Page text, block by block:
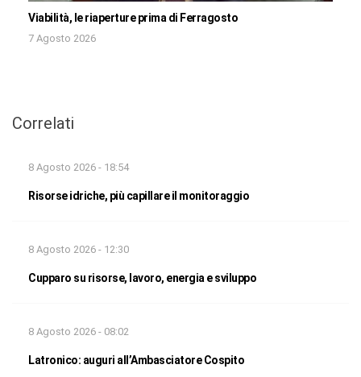
Viabilità, le riaperture prima di Ferragosto
7 Agosto 2026
Correlati
8 Agosto 2026 - 18:54
Risorse idriche, più capillare il monitoraggio
8 Agosto 2026 - 12:30
Cupparo su risorse, lavoro, energia e sviluppo
8 Agosto 2026 - 08:02
Latronico: auguri all’Ambasciatore Cospito